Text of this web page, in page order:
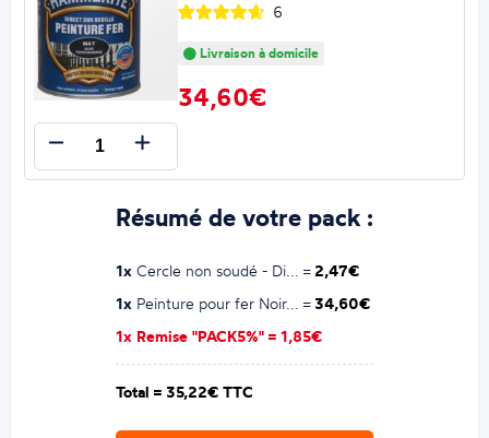
6
Livraison à domicile
34,60€
Résumé de votre pack :
1x Cercle non soudé - Di... = 2,47€
1x Peinture pour fer Noir... = 34,60€
1x Remise "PACK5%" = 1,85€
Total = 35,22€ TTC